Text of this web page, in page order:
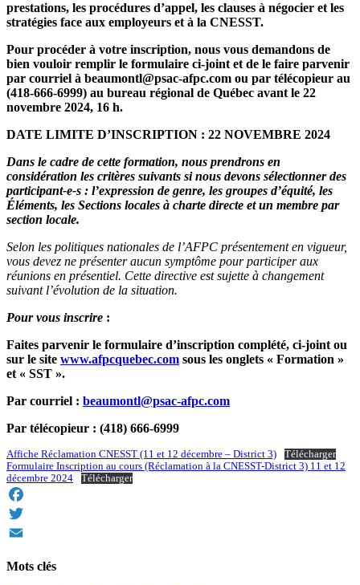
prestations, les procédures d’appel, les clauses à négocier et les
stratégies face aux employeurs et à la CNESST.
Pour procéder à votre inscription, nous vous demandons de
bien vouloir remplir le formulaire ci-joint et de le faire parvenir
par courriel à beaumontl@psac-afpc.com ou par télécopieur au
(418-666-6999) au bureau régional de Québec avant le 22
novembre 2024, 16 h.
DATE LIMITE D’INSCRIPTION : 22 NOVEMBRE 2024
Dans le cadre de cette formation, nous prendrons en
considération les critères suivants si nous devons sélectionner des
participant-e-s : l’expression de genre, les groupes d’équité, les
Éléments, les Sections locales à charte directe et un membre par
section locale.
Selon les politiques nationales de l’AFPC présentement en vigueur,
vous devez ne présenter aucun symptôme pour participer aux
réunions en présentiel. Cette directive est sujette à changement
suivant l’évolution de la situation.
Pour vous inscrire :
Faites parvenir le formulaire d’inscription complété, ci-joint ou
sur le site www.afpcquebec.com sous les onglets « Formation »
et « SST ».
Par courriel : beaumontl@psac-afpc.com
Par télécopieur : (418) 666-6999
Affiche Réclamation CNESST (11 et 12 décembre – District 3)
Télécharger
Formulaire Inscription au cours (Réclamation à la CNESST-District 3) 11 et 12
décembre 2024
Télécharger
Facebook
Twitter
Mots clés